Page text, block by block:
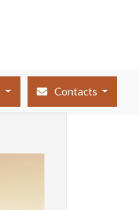
Contacts